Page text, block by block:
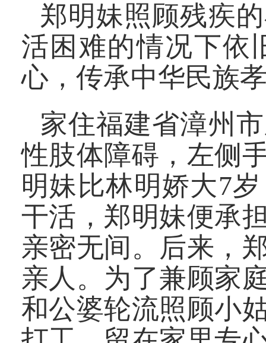
郑明妹照顾残疾
活困难的情况下依
心，传承中华民族
家住福建省漳州
性肢体障碍，左侧
明妹比林明娇大7
干活，郑明妹便承
亲密无间。后来，
亲人。为了兼顾家
和公婆轮流照顾小